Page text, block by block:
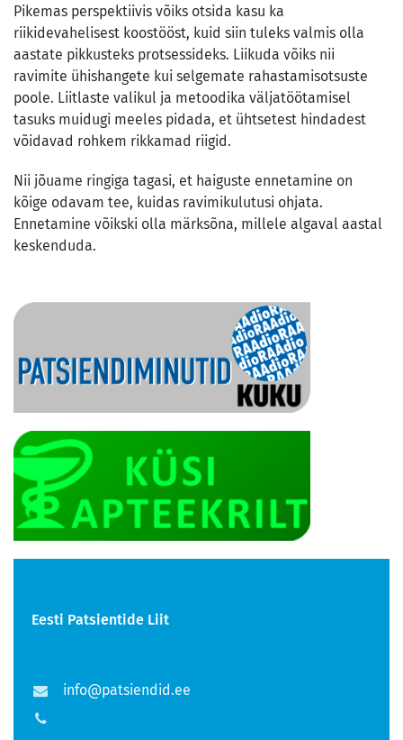
Pikemas perspektiivis võiks otsida kasu ka
riikidevahelisest koostööst, kuid siin tuleks valmis olla
aastate pikkusteks protsessideks. Liikuda võiks nii
ravimite ühishangete kui selgemate rahastamisotsuste
poole. Liitlaste valikul ja metoodika väljatöötamisel
tasuks muidugi meeles pidada, et ühtsetest hindadest
võidavad rohkem rikkamad riigid.
Nii jõuame ringiga tagasi, et haiguste ennetamine on
kõige odavam tee, kuidas ravimikulutusi ohjata.
Ennetamine võikski olla märksõna, millele algaval aastal
keskenduda.
Eesti Patsientide Liit
info@patsiendid.ee